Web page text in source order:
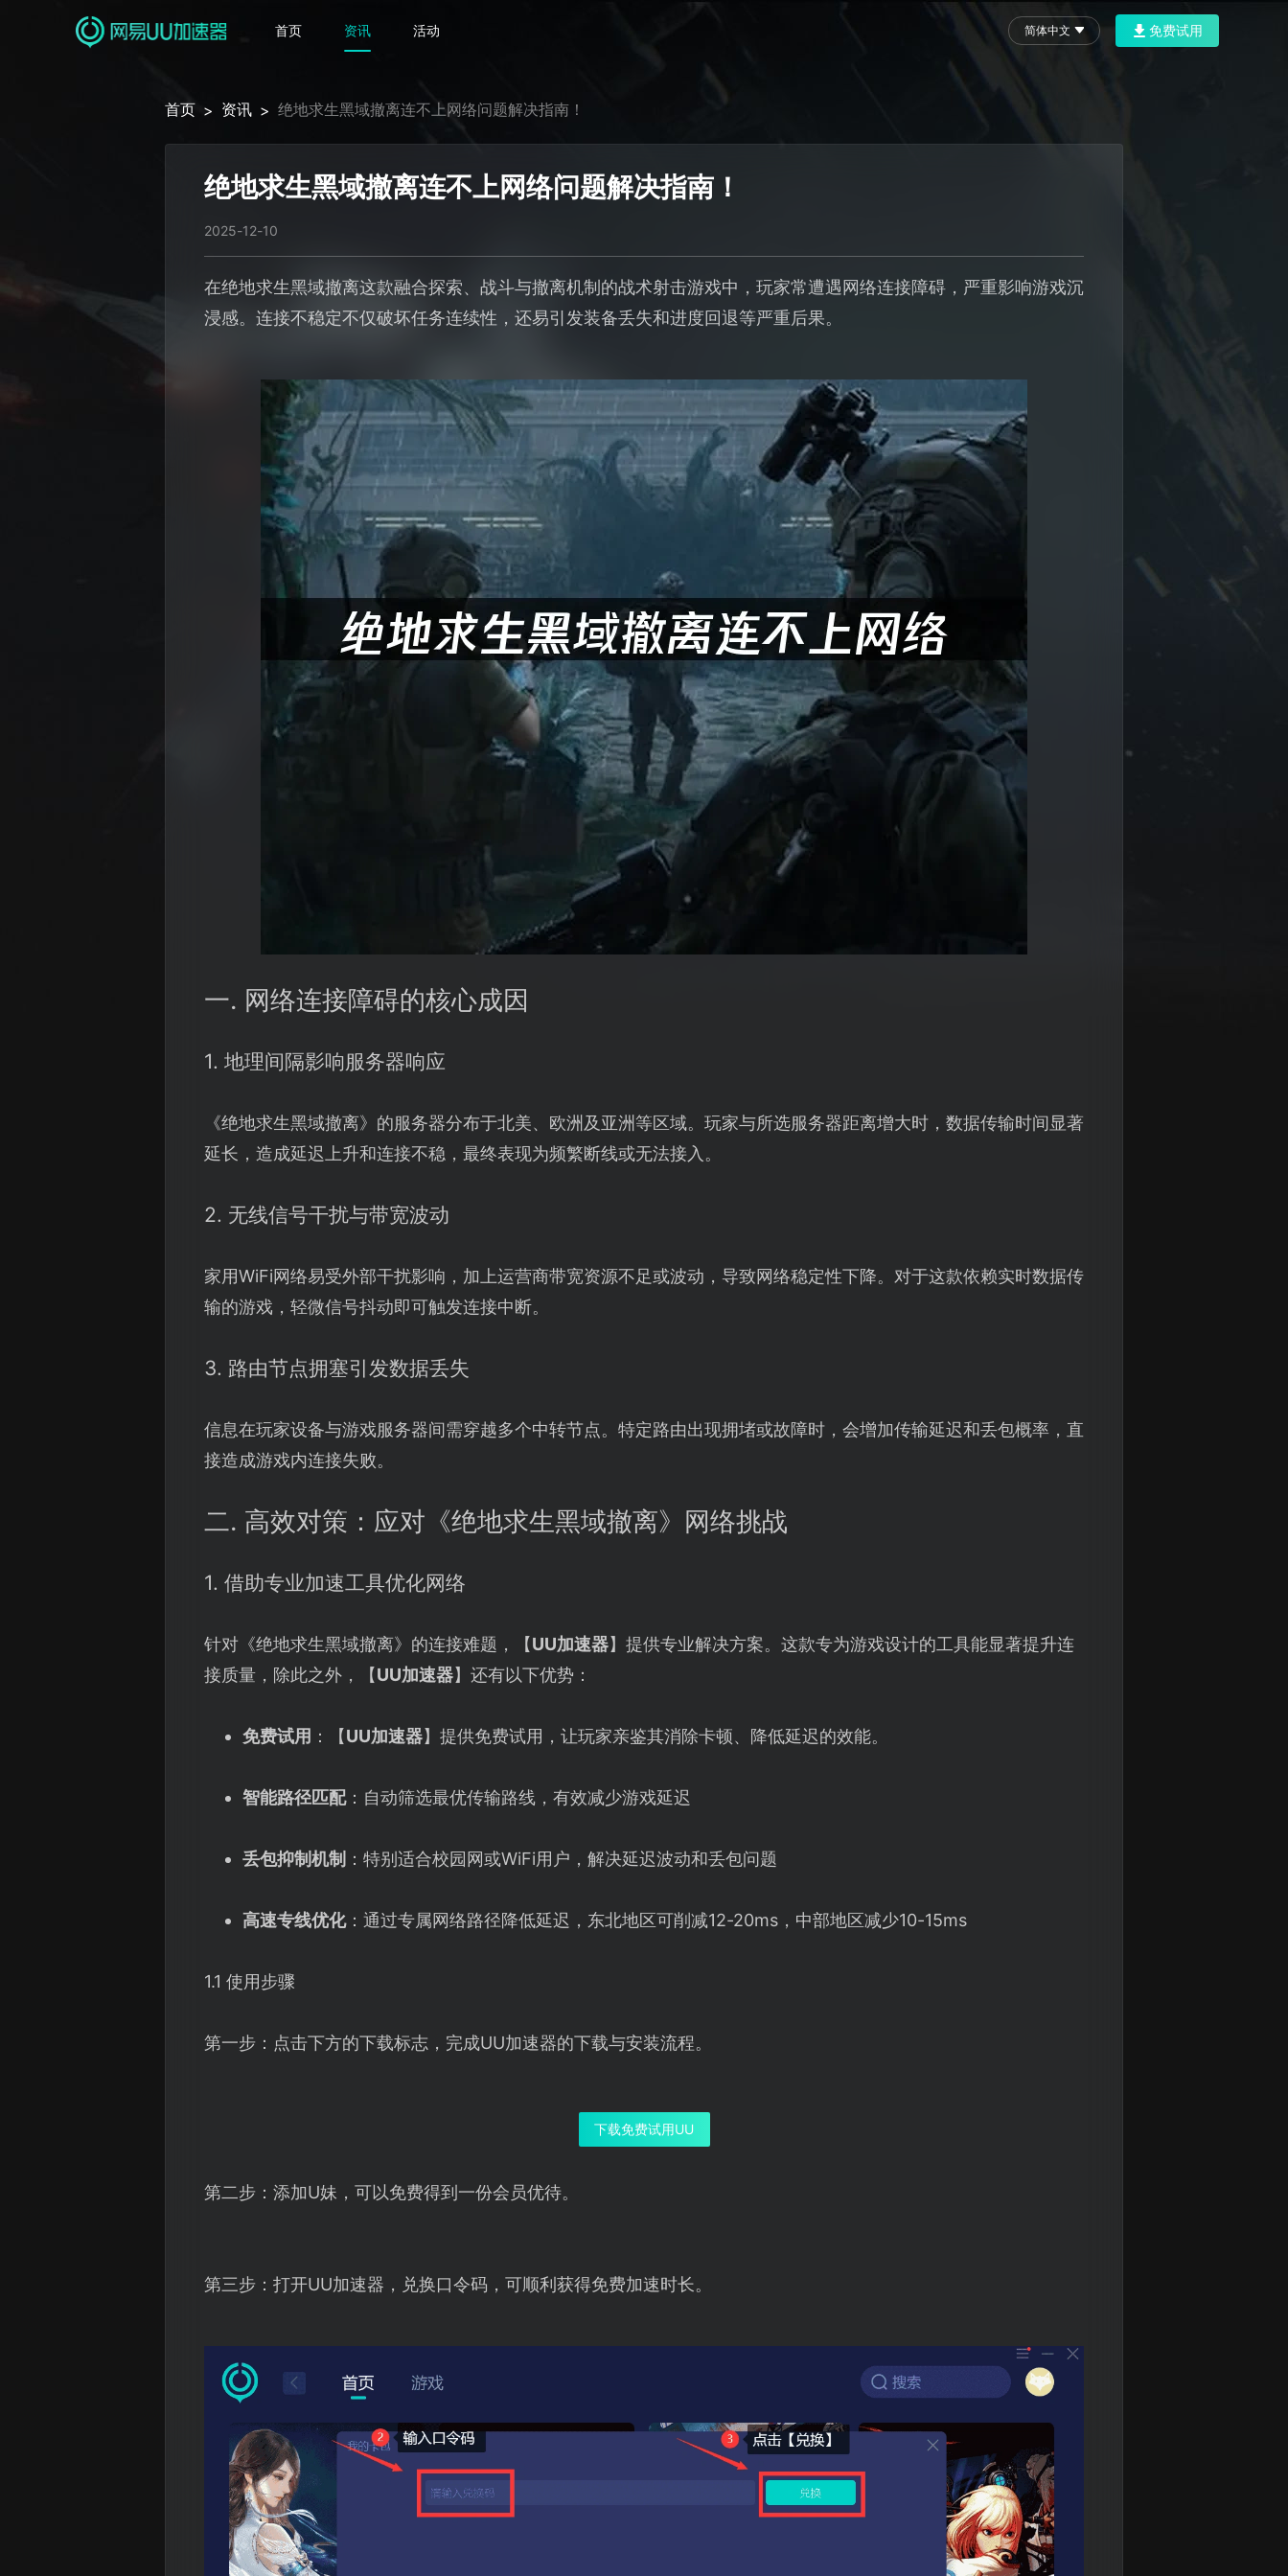
首页 资讯 活动 简体中文 免费试用
首页 > 资讯 > 绝地求生黑域撤离连不上网络问题解决指南！
绝地求生黑域撤离连不上网络问题解决指南！
2025-12-10
在绝地求生黑域撤离这款融合探索、战斗与撤离机制的战术射击游戏中，玩家常遭遇网络连接障碍，严重影响游戏沉
浸感。连接不稳定不仅破坏任务连续性，还易引发装备丢失和进度回退等严重后果。
一. 网络连接障碍的核心成因
1. 地理间隔影响服务器响应
《绝地求生黑域撤离》的服务器分布于北美、欧洲及亚洲等区域。玩家与所选服务器距离增大时，数据传输时间显著
延长，造成延迟上升和连接不稳，最终表现为频繁断线或无法接入。
2. 无线信号干扰与带宽波动
家用WiFi网络易受外部干扰影响，加上运营商带宽资源不足或波动，导致网络稳定性下降。对于这款依赖实时数据传
输的游戏，轻微信号抖动即可触发连接中断。
3. 路由节点拥塞引发数据丢失
信息在玩家设备与游戏服务器间需穿越多个中转节点。特定路由出现拥堵或故障时，会增加传输延迟和丢包概率，直
接造成游戏内连接失败。
二. 高效对策：应对《绝地求生黑域撤离》网络挑战
1. 借助专业加速工具优化网络
针对《绝地求生黑域撤离》的连接难题，【UU加速器】提供专业解决方案。这款专为游戏设计的工具能显著提升连
接质量，除此之外，【UU加速器】还有以下优势：
免费试用 ：【UU加速器】提供免费试用，让玩家亲鉴其消除卡顿、降低延迟的效能。
智能路径匹配：自动筛选最优传输路线，有效减少游戏延迟
丢包抑制机制 ：特别适合校园网或WiFi用户，解决延迟波动和丢包问题
高速专线优化：通过专属网络路径降低延迟，东北地区可削减12-20ms，中部地区减少10-15ms
1.1 使用步骤
第一步：点击下方的下载标志，完成UU加速器的下载与安装流程。
下载免费试用UU
第二步：添加U妹，可以免费得到一份会员优待。
第三步：打开UU加速器，兑换口令码，可顺利获得免费加速时长。